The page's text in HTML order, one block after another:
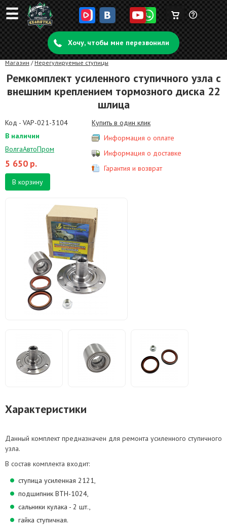
☰ Задать
вопрос
Корзина
пуста
Хочу, чтобы мне перезвонили
Магазин / Нерегулируемые ступицы
Ремкомплект усиленного ступичного узла с
внешним креплением тормозного диска 22
шлица
Код - VAP-021-3104
В наличии
ВолгаАвтоПром
5 650 р.
В корзину
Купить в один клик
Информация о оплате
Информация о доставке
Гарантия и возврат
Характеристики
Данный комплект предназначен для ремонта усиленного ступичного
узла.
В состав комплекта входит:
ступица усиленная 2121,
подшипник ВТН-1024,
сальники кулака - 2 шт.,
гайка ступичная.